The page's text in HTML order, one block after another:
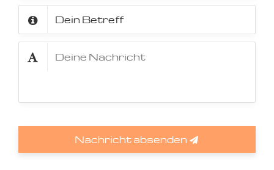
Nachricht absenden